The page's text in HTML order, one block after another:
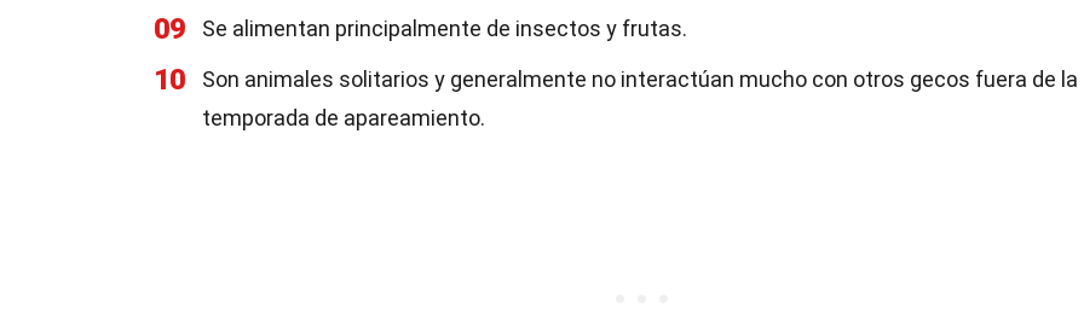
09 Se alimentan principalmente de insectos y frutas.
10
Son animales solitarios y generalmente no interactúan mucho con otros gecos fuera de la
temporada de apareamiento.